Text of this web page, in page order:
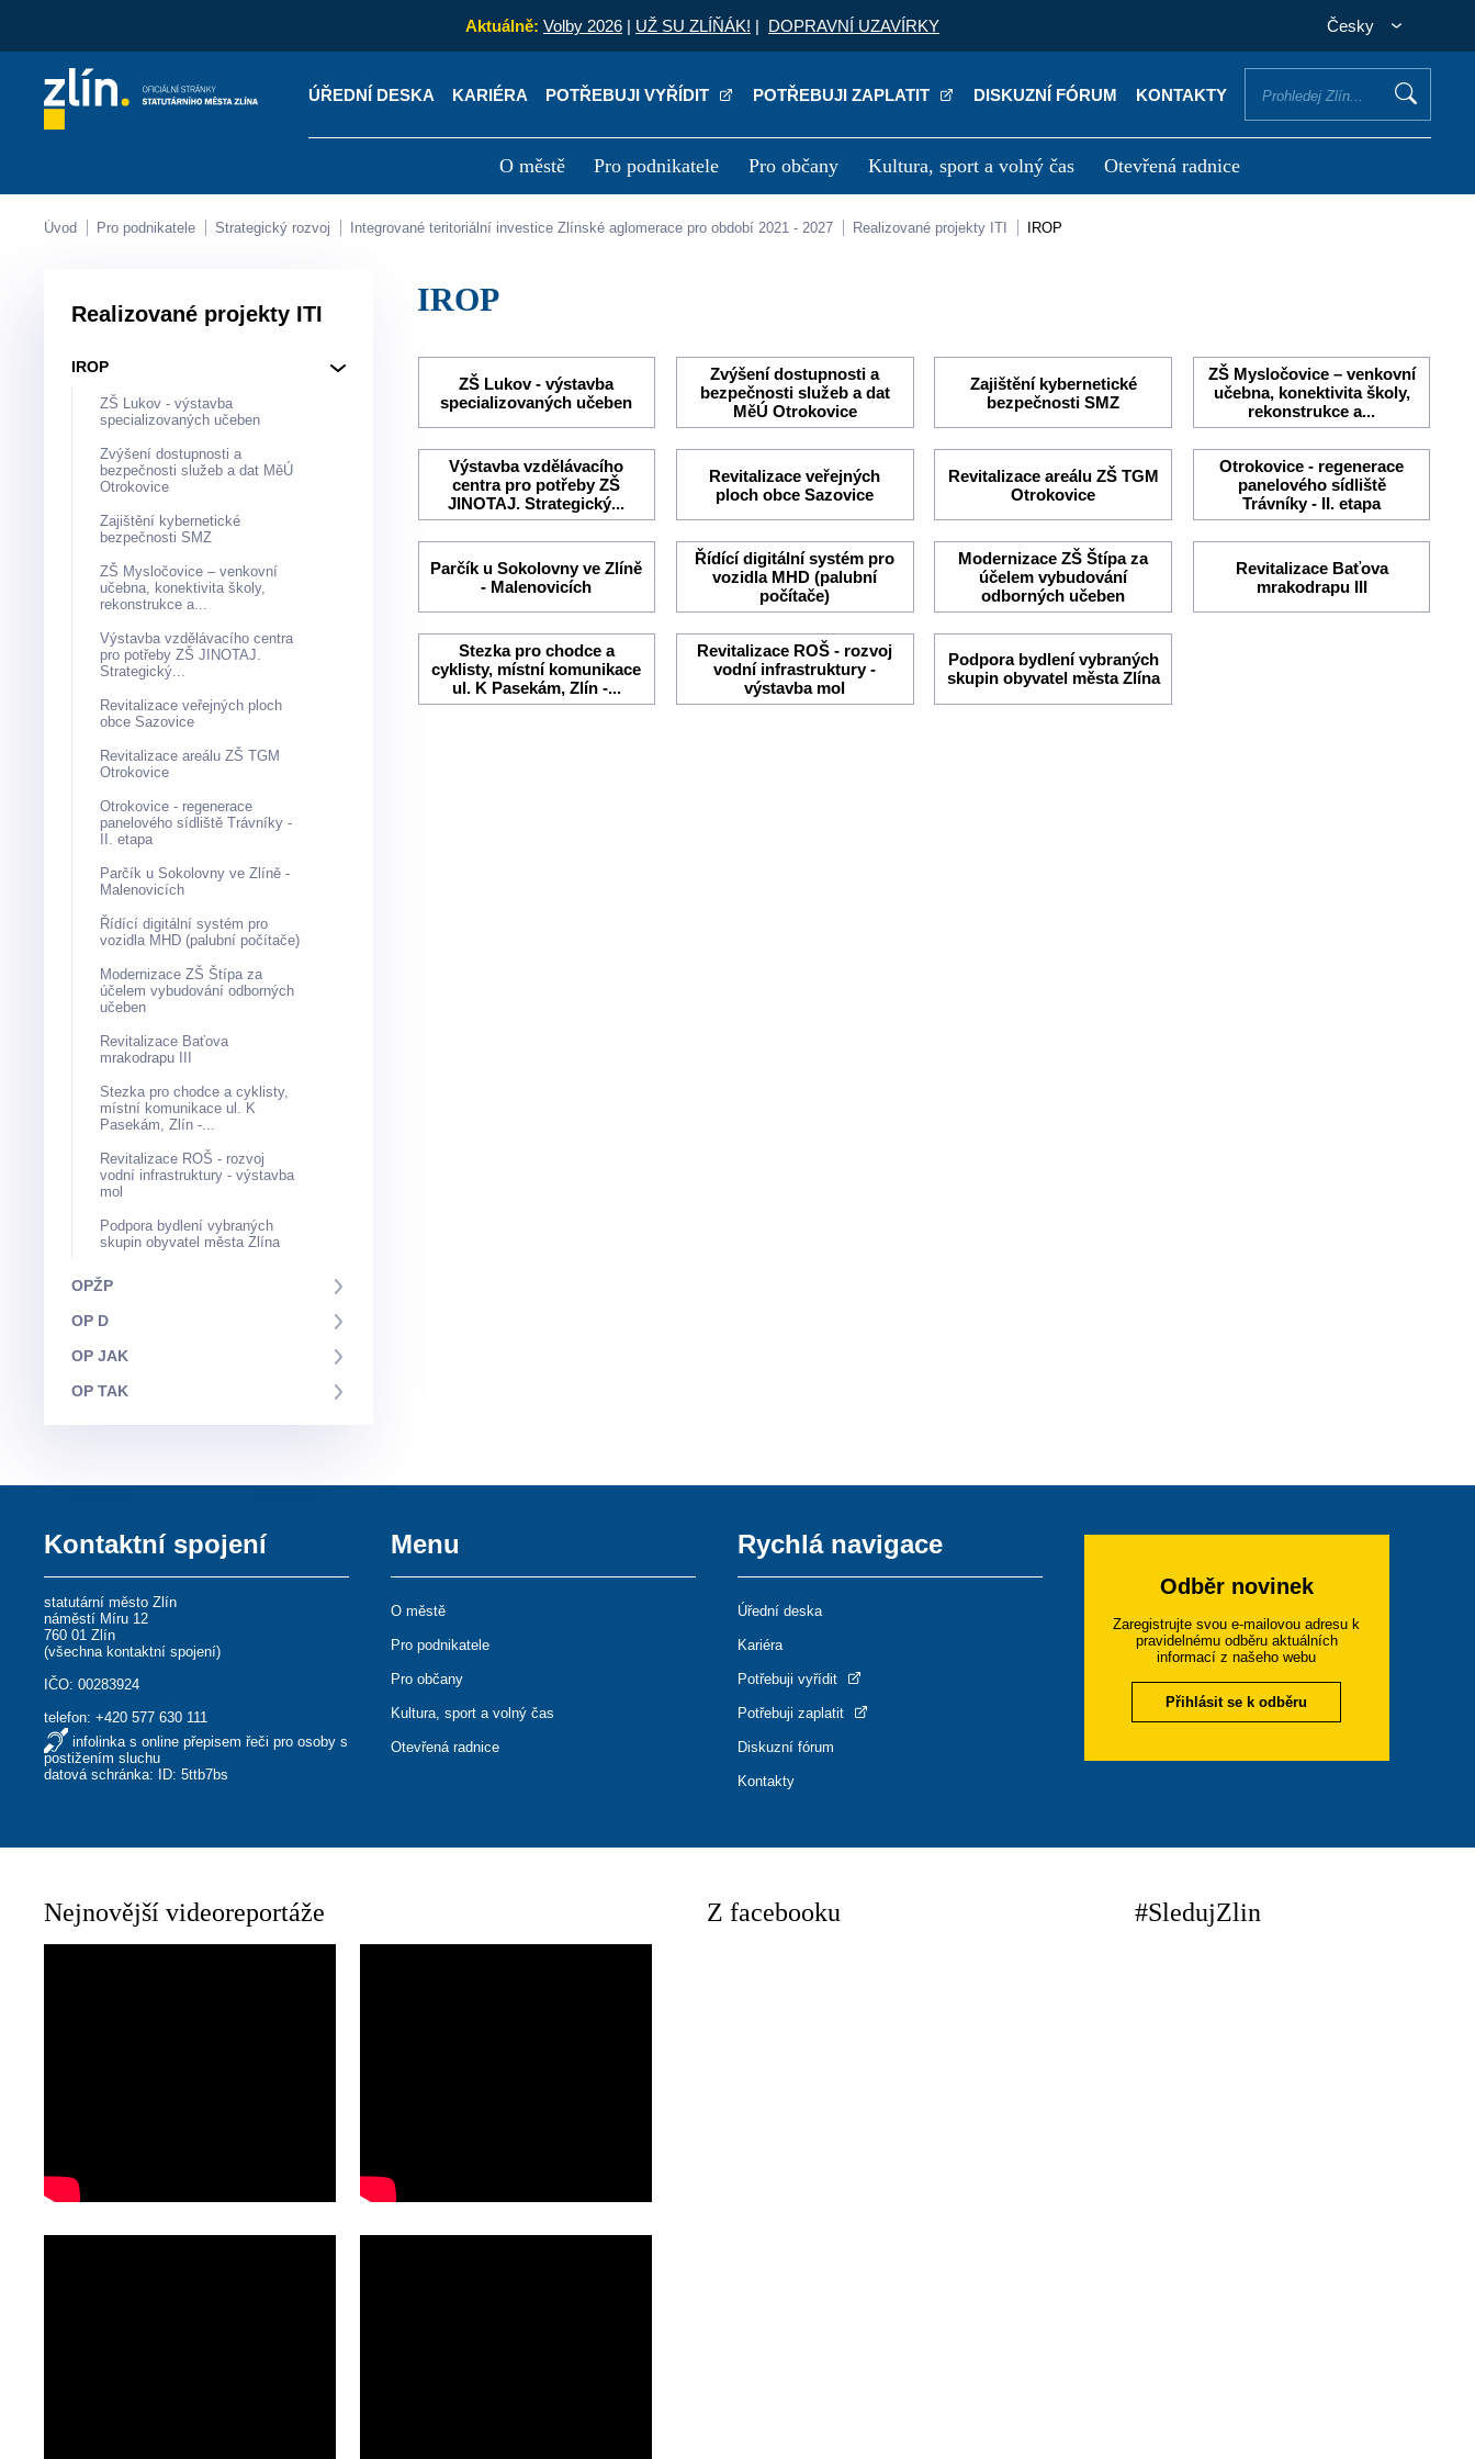
Aktuálně: Volby 2026 | UŽ SU ZLÍŇÁK! | DOPRAVNÍ UZAVÍRKY Česky
ÚŘEDNÍ DESKA KARIÉRA POTŘEBUJI VYŘÍDIT POTŘEBUJI ZAPLATIT DISKUZNÍ FÓRUM KONTAKTY
O městě Pro podnikatele Pro občany Kultura, sport a volný čas Otevřená radnice
Kontakty Úřední deska Kariéra Potřebuji vyřídit
Úvod Pro podnikatele Strategický rozvoj Integrované teritoriální investice Zlínské aglomerace pro období 2021 - 2027 Realizované projekty ITI IROP
Realizované projekty ITI
IROP
ZŠ Lukov - výstavba
specializovaných učeben
Zvýšení dostupnosti a
bezpečnosti služeb a dat MěÚ
Otrokovice
Zajištění kybernetické
bezpečnosti SMZ
ZŠ Mysločovice – venkovní
učebna, konektivita školy,
rekonstrukce a...
Výstavba vzdělávacího centra
pro potřeby ZŠ JINOTAJ.
Strategický...
Revitalizace veřejných ploch
obce Sazovice
Revitalizace areálu ZŠ TGM
Otrokovice
Otrokovice - regenerace
panelového sídliště Trávníky -
II. etapa
Parčík u Sokolovny ve Zlíně -
Malenovicích
Řídící digitální systém pro
vozidla MHD (palubní počítače)
Modernizace ZŠ Štípa za
účelem vybudování odborných
učeben
Revitalizace Baťova
mrakodrapu III
Stezka pro chodce a cyklisty,
místní komunikace ul. K
Pasekám, Zlín -...
Revitalizace ROŠ - rozvoj
vodní infrastruktury - výstavba
mol
Podpora bydlení vybraných
skupin obyvatel města Zlína
OPŽP
OP D
OP JAK
OP TAK
IROP
ZŠ Lukov - výstavba
specializovaných učeben
Zvýšení dostupnosti a
bezpečnosti služeb a dat
MěÚ Otrokovice
Zajištění kybernetické
bezpečnosti SMZ
ZŠ Mysločovice – venkovní
učebna, konektivita školy,
rekonstrukce a...
Výstavba vzdělávacího
centra pro potřeby ZŠ
JINOTAJ. Strategický...
Revitalizace veřejných
ploch obce Sazovice
Revitalizace areálu ZŠ TGM
Otrokovice
Otrokovice - regenerace
panelového sídliště
Trávníky - II. etapa
Parčík u Sokolovny ve Zlíně
- Malenovicích
Řídící digitální systém pro
vozidla MHD (palubní
počítače)
Modernizace ZŠ Štípa za
účelem vybudování
odborných učeben
Revitalizace Baťova
mrakodrapu III
Stezka pro chodce a
cyklisty, místní komunikace
ul. K Pasekám, Zlín -...
Revitalizace ROŠ - rozvoj
vodní infrastruktury -
výstavba mol
Podpora bydlení vybraných
skupin obyvatel města Zlína
Kontaktní spojení
statutární město Zlín
náměstí Míru 12
760 01 Zlín
(všechna kontaktní spojení)
IČO: 00283924
telefon:+420 577 630 111
infolinka s online přepisem řeči pro osoby s
postižením sluchu
datová schránka: ID: 5ttb7bs
Menu
O městě
Pro podnikatele
Pro občany
Kultura, sport a volný čas
Otevřená radnice
Rychlá navigace
Úřední deska
Kariéra
Potřebuji vyřídit
Potřebuji zaplatit
Diskuzní fórum
Kontakty
Odběr novinek
Zaregistrujte svou e-mailovou adresu k
pravidelnému odběru aktuálních
informací z našeho webu
Přihlásit se k odběru
Nejnovější videoreportáže Z facebooku #SledujZlin